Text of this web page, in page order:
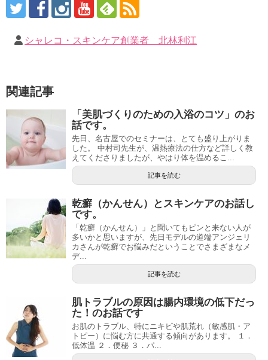
シャレコ・スキンケア創業者 北林利江
関連記事
「美肌づくりのための入浴のコツ」のお
話です。
先日、名古屋でのセミナーは、とても盛り上がりま
した。 中村司先生が、温熱療法の仕方など詳しく教
えてくださりましたが、やはり体を温めるこ...
記事を読む
乾癬（かんせん）とスキンケアのお話し
です。
「乾癬（かんせん）」と聞いてもピンと来ない人が
多いかと思いますが、先日モデルの道端アンジェリ
カさんが乾癬でお悩みだということでさまざまなメ
デ...
記事を読む
肌トラブルの原因は腸内環境の低下だっ
た！のお話です
お肌のトラブル、特にニキビや肌荒れ（敏感肌・ア
トピー）に悩む方に共通する傾向があります。 １．
低体温 ２．便秘 ３．パ...